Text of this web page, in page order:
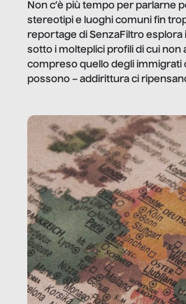
Non c’è più tempo per parlarne
stereotipi e luoghi comuni fin
reportage di SenzaFiltro esplora
sotto i molteplici profili di cui non
compreso quello degli immigrati
possono – addirittura ci